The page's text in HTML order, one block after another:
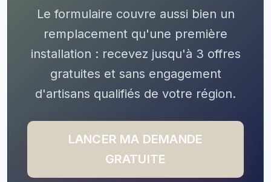
Le formulaire couvre aussi bien un
remplacement qu'une première
installation : recevez jusqu'à 3 offres
gratuites et sans engagement
d'artisans qualifiés de votre région.
LANCER MA DEMANDE
GRATUITE